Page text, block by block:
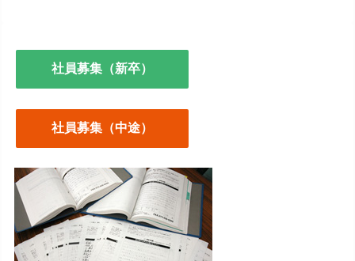
社員募集（新卒）
社員募集（中途）